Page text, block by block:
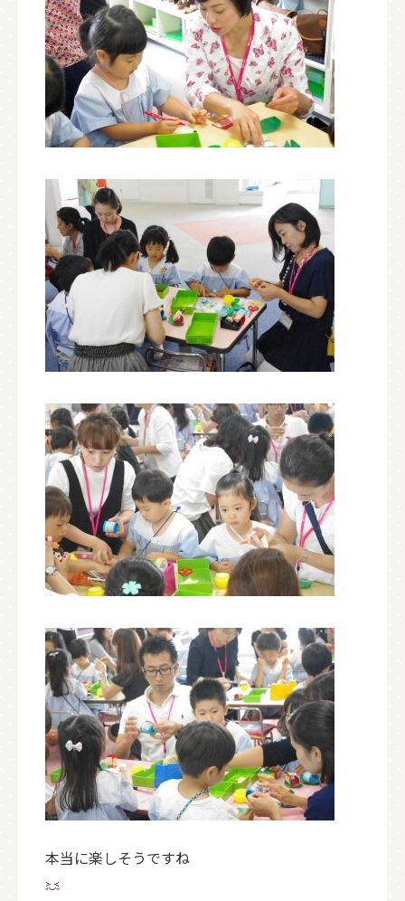
本当に楽しそうですね